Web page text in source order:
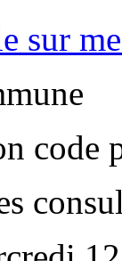
sur
code